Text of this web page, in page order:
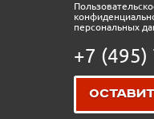
персональных
+7 (495)